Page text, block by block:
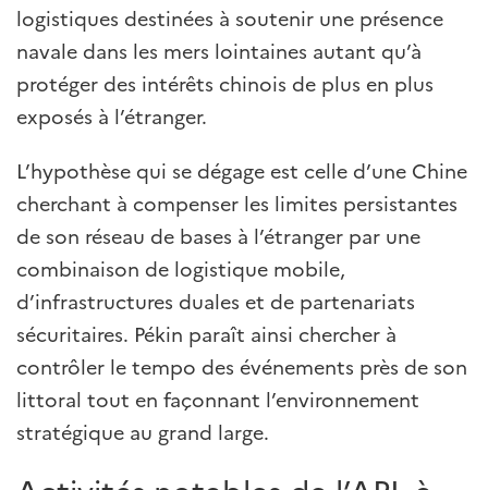
logistiques destinées à soutenir une présence
navale dans les mers lointaines autant qu’à
protéger des intérêts chinois de plus en plus
exposés à l’étranger.
L’hypothèse qui se dégage est celle d’une Chine
cherchant à compenser les limites persistantes
de son réseau de bases à l’étranger par une
combinaison de logistique mobile,
d’infrastructures duales et de partenariats
sécuritaires. Pékin paraît ainsi chercher à
contrôler le tempo des événements près de son
littoral tout en façonnant l’environnement
stratégique au grand large.